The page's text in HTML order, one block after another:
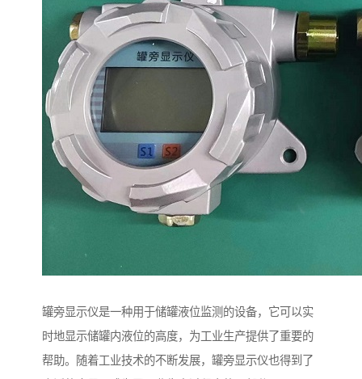
罐旁显示仪是一种用于储罐液位监测的设备，它可以实
时地显示储罐内液位的高度，为工业生产提供了重要的
帮助。随着工业技术的不断发展，罐旁显示仪也得到了